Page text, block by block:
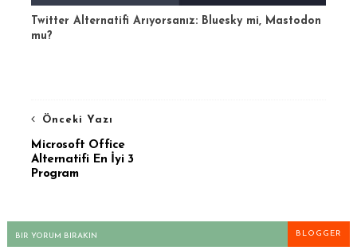
Twitter Alternatifi Arıyorsanız: Bluesky mi, Mastodon
mu?
Önceki Yazı
Microsoft Office
Alternatifi En İyi 3
Program
BIR YORUM BIRAKIN BLOGGER